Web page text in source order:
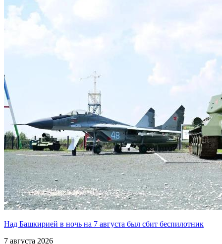
Над Башкирией в ночь на 7 августа был сбит беспилотник
7 августа 2026